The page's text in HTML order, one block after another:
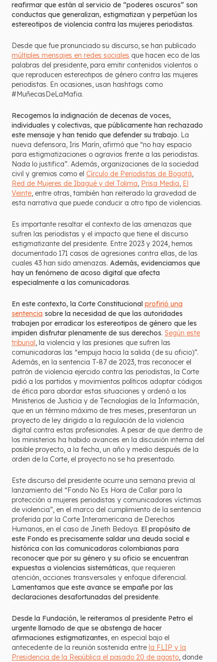
reafirmar que están al servicio de “poderes oscuros” son
conductas que generalizan, estigmatizan y perpetúan los
estereotipos de violencia contra las mujeres periodistas.
Desde que fue pronunciado su discurso, se han publicado
múltiples mensajes en redes sociales que hacen eco de las
palabras del presidente, para emitir contenidos violentos o
que reproducen estereotipos de género contra las mujeres
periodistas. En ocasiones, usan hashtags como
#MuñecasDeLaMafia.
Recogemos la indignación de decenas de voces,
individuales y colectivas, que públicamente han rechazado
este mensaje y han tenido que defender su trabajo. La
nueva defensora, Iris Marín, afirmó que “no hay espacio
para estigmatizaciones o agravios frente a las periodistas.
Nada lo justifica”. Además, organizaciones de la sociedad
civil y gremios como el Círculo de Periodistas de Bogotá,
Red de Mujeres de Ibagué y del Tolima, Prisa Media, El
Veinte, entre otras, también han reiterado la gravedad de
esta narrativa que puede conducir a otro tipo de violencias.
Es importante resaltar el contexto de las amenazas que
sufren las periodistas y el impacto que tiene el discurso
estigmatizante del presidente. Entre 2023 y 2024, hemos
documentado 171 casos de agresiones contra ellas, de las
cuales 43 han sido amenazas. Además, evidenciamos que
hay un fenómeno de acoso digital que afecta
especialmente a las comunicadoras.
En este contexto, la Corte Constitucional profirió una
sentencia sobre la necesidad de que las autoridades
trabajen por erradicar los estereotipos de género que les
impiden disfrutar plenamente de sus derechos. Según este
tribunal, la violencia y las presiones que sufren las
comunicadoras las “empuja hacia la salida (de su oficio)”.
Además, en la sentencia T-87 de 2023, tras reconocer el
patrón de violencia ejercido contra las periodistas, la Corte
pidió a los partidos y movimientos políticos adoptar códigos
de ética para abordar estas situaciones y ordenó a los
Ministerios de Justicia y de Tecnologías de la Información,
que en un término máximo de tres meses, presentaran un
proyecto de ley dirigido a la regulación de la violencia
digital contra estas profesionales. A pesar de que dentro de
los ministerios ha habido avances en la discusión interna del
posible proyecto, a la fecha, un año y medio después de la
orden de la Corte, el proyecto no se ha presentado.
Este discurso del presidente ocurre una semana previa al
lanzamiento del “Fondo No Es Hora de Callar para la
protección a mujeres periodistas y comunicadores víctimas
de violencia”, en el marco del cumplimiento de la sentencia
proferida por la Corte Interamericana de Derechos
Humanos, en el caso de Jineth Bedoya. El propósito de
este Fondo es precisamente saldar una deuda social e
histórica con las comunicadoras colombianas para
reconocer que por su género y su oficio se encuentran
expuestas a violencias sistemáticas, que requieren
atención, acciones transversales y enfoque diferencial.
Lamentamos que este avance se empañe por las
declaraciones desafortunadas del presidente.
Desde la Fundación, le reiteramos al presidente Petro el
urgente llamado de que se abstenga de hacer
afirmaciones estigmatizantes, en especial bajo el
antecedente de la reunión sostenida entre la FLIP y la
Presidencia de la República el pasado 20 de agosto, donde